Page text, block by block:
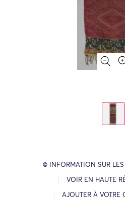
© INFORMATION SUR LES
VOIR EN HAUTE
AJOUTER À VOTRE